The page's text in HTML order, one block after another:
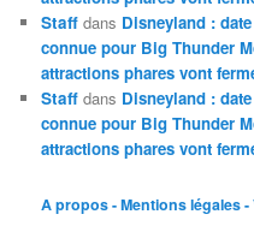
Staff dans Disneyland :
connue pour Big Thunder
attractions phares vont
Staff dans Disneyland :
connue pour Big Thunder
attractions phares vont
A propos - Mentions légales -